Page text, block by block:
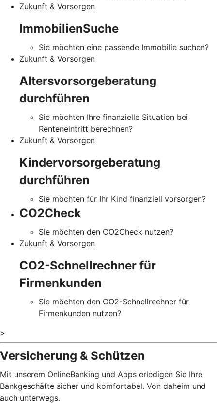
Zukunft & Vorsorgen
ImmobilienSuche
Sie möchten eine passende Immobilie suchen?
Zukunft & Vorsorgen
Altersvorsorgeberatung
durchführen
Sie möchten Ihre finanzielle Situation bei
Renteneintritt berechnen?
Zukunft & Vorsorgen
Kindervorsorgeberatung
durchführen
Sie möchten für Ihr Kind finanziell vorsorgen?
CO2Check
Sie möchten den CO2Check nutzen?
Zukunft & Vorsorgen
CO2-Schnellrechner für
Firmenkunden
Sie möchten den CO2-Schnellrechner für
Firmenkunden nutzen?
>
Versicherung & Schützen
Mit unserem OnlineBanking und Apps erledigen Sie Ihre
Bankgeschäfte sicher und komfortabel. Von daheim und
auch unterwegs.